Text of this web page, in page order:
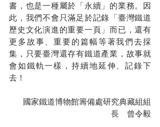
書，也是一種屬於「永續」的業務。因
此，我們不會只滿足於記錄「臺灣鐵道
歷史文化演進的重要一頁」而已，還有
更多故事、重要的篇幅等著我們去採
集，只要臺灣還存有鐵道產業，故事就
會如鐵軌一樣，持續地延伸、記錄下
去！
國家鐵道博物館籌備處研究典藏組組
長　曾令毅